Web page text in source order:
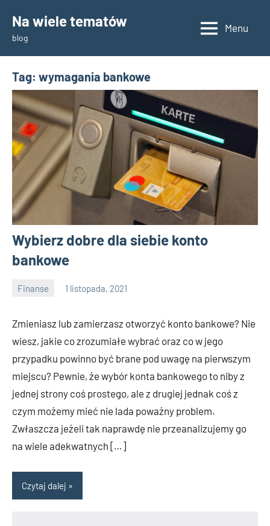
content
Na wiele tematów
blog
Menu
Tag: wymagania bankowe
Wybierz dobre dla siebie konto
bankowe
Finanse 1 listopada, 2021
Zmieniasz lub zamierzasz otworzyć konto bankowe? Nie
wiesz, jakie co zrozumiałe wybrać oraz co w jego
przypadku powinno być brane pod uwagę na pierwszym
miejscu? Pewnie, że wybór konta bankowego to niby z
jednej strony coś prostego, ale z drugiej jednak coś z
czym możemy mieć nie lada poważny problem.
Zwłaszcza jeżeli tak naprawdę nie przeanalizujemy go
na wiele adekwatnych […]
Czytaj dalej